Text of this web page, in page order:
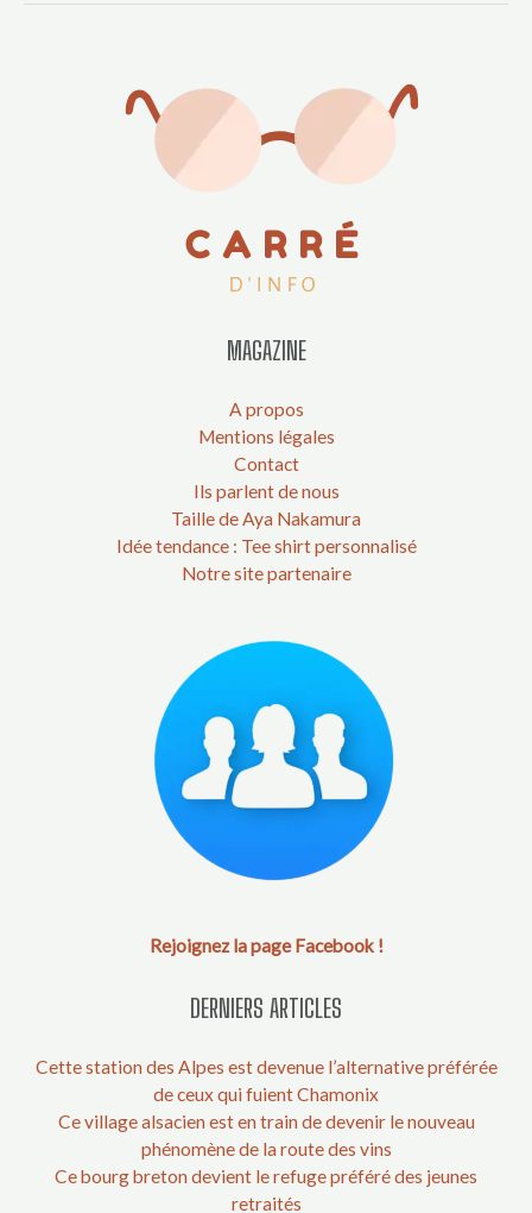
MAGAZINE
A propos
Mentions légales
Contact
Ils parlent de nous
Taille de Aya Nakamura
Idée tendance : Tee shirt personnalisé
Notre site partenaire
Rejoignez la page Facebook !
DERNIERS ARTICLES
Cette station des Alpes est devenue l’alternative préférée
de ceux qui fuient Chamonix
Ce village alsacien est en train de devenir le nouveau
phénomène de la route des vins
Ce bourg breton devient le refuge préféré des jeunes
retraités